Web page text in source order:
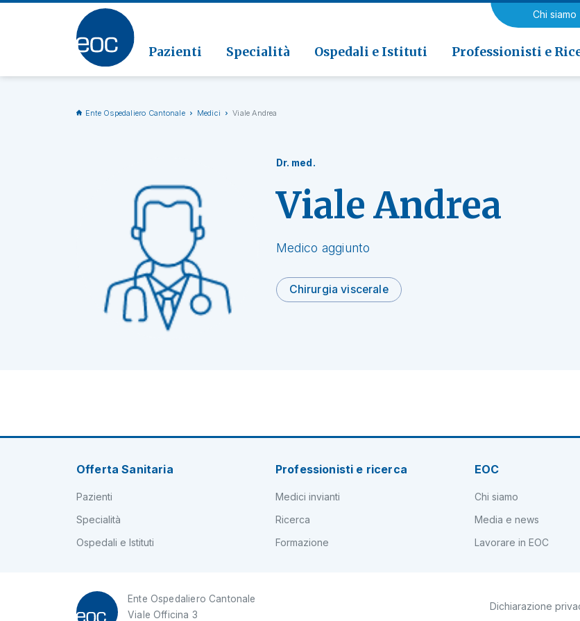
Chi siamo
Pazienti Specialità Ospedali e Istituti Professionisti e
Vai alla sezione
Medicina riabilitativa
Neurologia e
Clinica di Riabilitazione EOC, Novaggio
Patologia
Ente Ospedaliero Cantonale Medici Viale Andrea
Dr. med.
Viale Andrea
Medico aggiunto
Chirurgia viscerale
Offerta Sanitaria
Pazienti
Specialità
Ospedali e Istituti
Professionisti e ricerca
Medici invianti
Ricerca
Formazione
EOC
Chi siamo
Media e news
Lavorare in EOC
Ente Ospedaliero Cantonale
Viale Officina 3
Dichiarazione